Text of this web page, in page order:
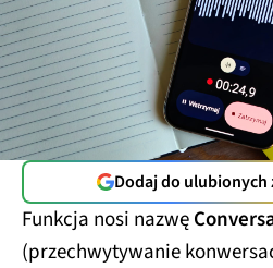
Dodaj do ulubionych
Funkcja nosi nazwę
(przechwytywanie